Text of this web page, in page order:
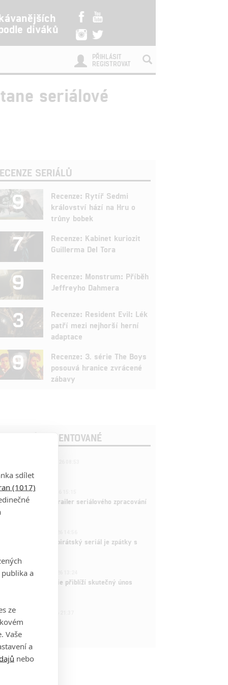
diváků
PŘIHLÁSIT
REGISTROVAT
seriálové
SERIÁLŮ
9
Recenze: Rytíř Sedmi
království hází na Hru o
trůny bobek
7
Recenze: Kabinet kuriozit
Guillerma Del Tora
9
Recenze: Monstrum: Příběh
Jeffreyho Dahmera
3
Recenze: Resident Evil: Lék
patří mezi nejhorší herní
adaptace
9
Recenze: 3. série The Boys
posouvá hranice zvrácené
zábavy
KOMENTOVANÉ
專家
1ČLÁNEK | 26.03.2026 15:15
Potter: První trailer seriálového zpracování
Piece: Oblíbený pirátský seriál je zpátky s
2ČLÁNEK | 15.03.2026 13:24
dramatická série přiblíží skutečný únos
1OSOBA | 15.02.2026 21:37
Sandler
sdílet
(1017)
a
ze
Vaše
a
nebo